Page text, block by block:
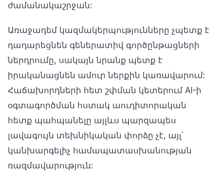
ժամանակաշրջան:
Առաջադեմ կազմակերպությունները չպետք է
դադարեցնեն գեներատիվ գործընթացների
ներդրումը, սակայն նրանք պետք է
իրականացնեն ամուր ներքին կառավարում:
Հաճախորդների հետ շփման կետերում AI-ի
օգտագործման հստակ աուդիտորական
հետք պահպանելը այլևս պարզապես
լավագույն տեխնիկական փորձը չէ, այլ՝
կանխարգելիչ համապատասխանության
ռազմավարություն: